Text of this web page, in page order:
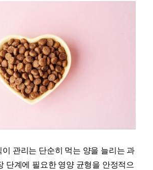
관리는 단순히 먹는 양을 늘리는 과
단계에 필요한 영양 균형을 안정적으